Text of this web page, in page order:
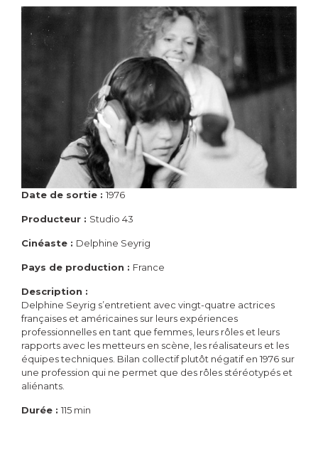
Date de sortie : 1976
Producteur : Studio 43
Cinéaste : Delphine Seyrig
Pays de production : France
Description :
Delphine Seyrig s’entretient avec vingt-quatre actrices
françaises et américaines sur leurs expériences
professionnelles en tant que femmes, leurs rôles et leurs
rapports avec les metteurs en scène, les réalisateurs et les
équipes techniques. Bilan collectif plutôt négatif en 1976 sur
une profession qui ne permet que des rôles stéréotypés et
aliénants.
Durée : 115 min